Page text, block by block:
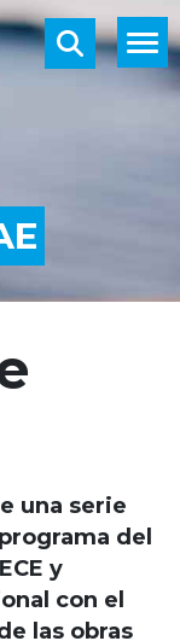
una serie
del
y
con el
las obras